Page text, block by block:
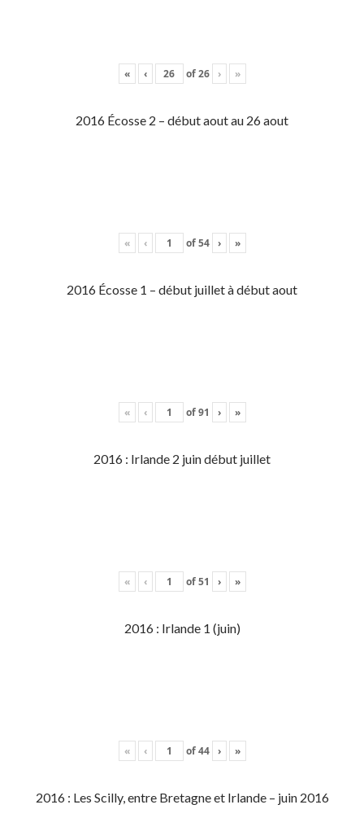
« ‹ of26 › »
2016 Écosse 2 – début aout au 26 aout
« ‹ of54 › »
2016 Écosse 1 – début juillet à début aout
« ‹ of91 › »
2016 : Irlande 2 juin début juillet
« ‹ of51 › »
2016 : Irlande 1 (juin)
« ‹ of44 › »
2016 : Les Scilly, entre Bretagne et Irlande – juin 2016